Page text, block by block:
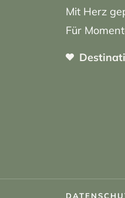
Mit Herz
Für